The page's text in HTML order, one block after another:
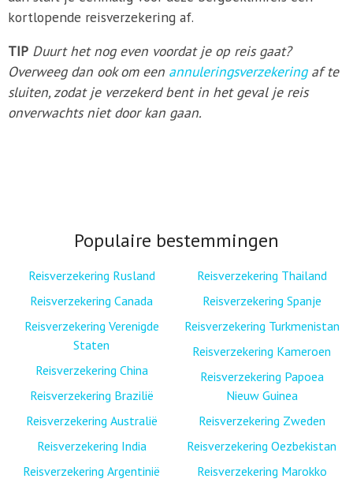
kortlopende reisverzekering af.
TIP Duurt het nog even voordat je op reis gaat?
Overweeg dan ook om een annuleringsverzekeringaf te
sluiten, zodat je verzekerd bent in het geval je reis
onverwachts niet door kan gaan.
Populaire bestemmingen
Reisverzekering Rusland
Reisverzekering Canada
Reisverzekering Verenigde
Staten
Reisverzekering China
Reisverzekering Brazilië
Reisverzekering Australië
Reisverzekering India
Reisverzekering Argentinië
Reisverzekering Thailand
Reisverzekering Spanje
Reisverzekering Turkmenistan
Reisverzekering Kameroen
Reisverzekering Papoea
Nieuw Guinea
Reisverzekering Zweden
Reisverzekering Oezbekistan
Reisverzekering Marokko